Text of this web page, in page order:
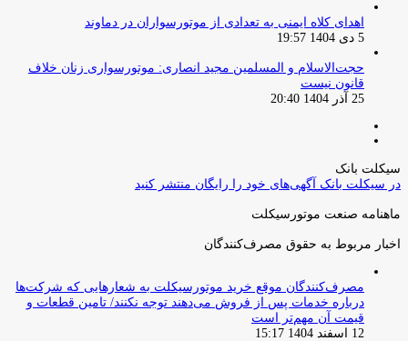
اهدای کلاه ایمنی به تعدادی از موتورسواران در دماوند
5 دی 1404 19:57
حجت‌الاسلام و المسلمین مجید انصاری: موتورسواری زنان خلاف
قانون نیست
25 آذر 1404 20:40
سیکلت بانک
در سیکلت بانک آگهی‌های خود را رایگان منتشر کنید
ماهنامه صنعت موتورسیکلت
اخبار مربوط به حقوق مصرف‌کنندگان
مصرف‌کنندگان موقع خرید موتورسیکلت به شعارهایی که شرکت‌ها
درباره خدمات پس از فروش می‌دهند توجه نکنند/ تامین قطعات و
قیمت آن مهم‌تر است
12 اسفند 1404 15:17